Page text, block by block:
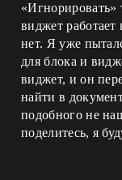
«Игнорировать»
виджет
нет. Я уже
для блока и
виджет, и он
найти в
подобного не
поделитесь, я